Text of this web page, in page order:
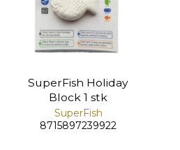
SuperFish Holiday
Block 1 stk
SuperFish
8715897239922